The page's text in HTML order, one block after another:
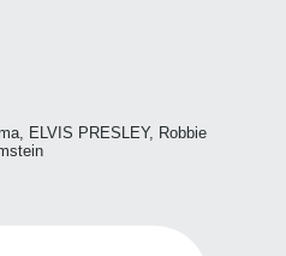
ELVIS PRESLEY, Robbie